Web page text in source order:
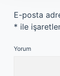
E-posta
* ile
Yorum